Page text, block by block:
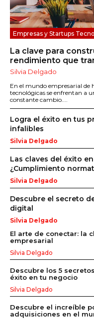
Empresas y Startups
La clave para
rendimiento que
Silvia Delgado
En el mundo empresarial de
tecnológicas se enfrentan a
constante cambio....
Logra el éxito en tus
infalibles
Silvia Delgado
Las claves del éxito
¿Cumplimiento
Silvia Delgado
Descubre el secreto
digital
Silvia Delgado
El arte de conectar: la
empresarial
Silvia Delgado
Descubre los 5
éxito en tu negocio
Silvia Delgado
Descubre el increíble
adquisiciones en el